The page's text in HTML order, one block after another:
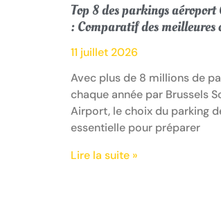
Top 8 des parkings
: Comparatif des meilleures
11 juillet 2026
Avec plus de 8 millions de
chaque année par Brussels
Airport, le choix du parking
essentielle pour préparer
Lire la suite »